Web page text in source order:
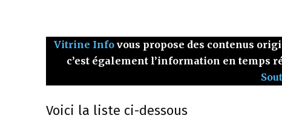
Vitrine Infovous propose des contenus
c’est également l’information en temps
Voici la liste ci-dessous